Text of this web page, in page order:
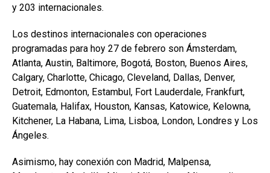
y 203 internacionales.
Los destinos internacionales con operaciones
programadas para hoy 27 de febrero son Ámsterdam,
Atlanta, Austin, Baltimore, Bogotá, Boston, Buenos Aires,
Calgary, Charlotte, Chicago, Cleveland, Dallas, Denver,
Detroit, Edmonton, Estambul, Fort Lauderdale, Frankfurt,
Guatemala, Halifax, Houston, Kansas, Katowice, Kelowna,
Kitchener, La Habana, Lima, Lisboa, London, Londres y Los
Ángeles.
Asimismo, hay conexión con Madrid, Malpensa,